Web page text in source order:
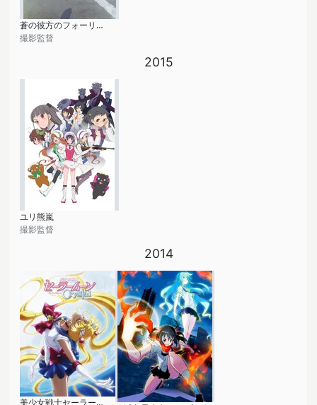
蒼の彼方のフォーリズム
撮影監督
2015
ユリ熊嵐
撮影監督
2014
美少女戦士セーラームーンCrystal